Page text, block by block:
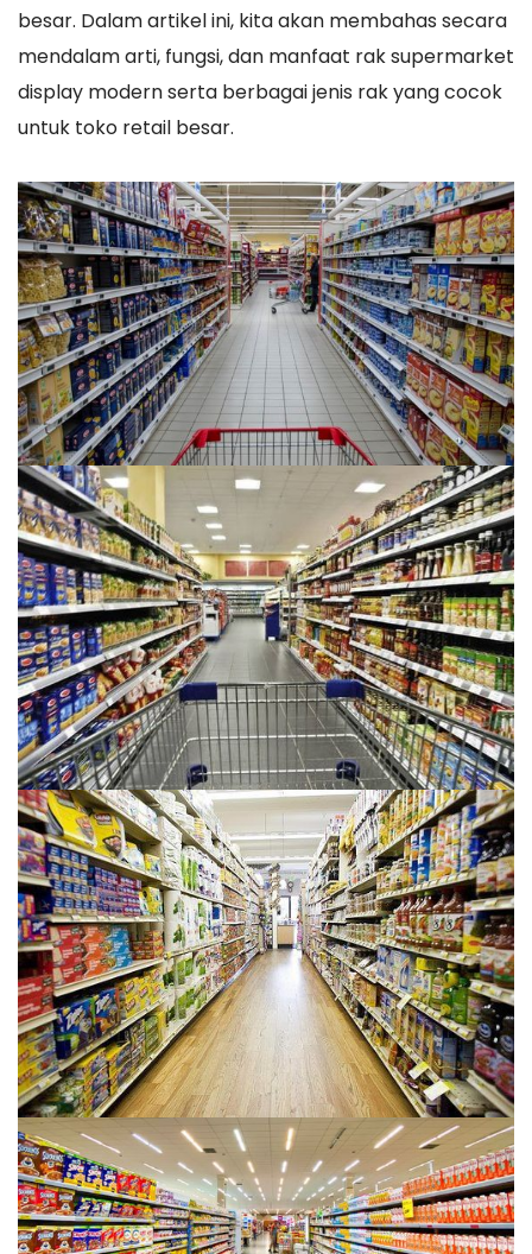
besar. Dalam artikel ini, kita akan membahas secara
mendalam arti, fungsi, dan manfaat rak supermarket
display modern serta berbagai jenis rak yang cocok
untuk toko retail besar.